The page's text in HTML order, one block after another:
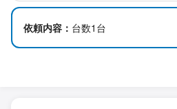
依頼内容： 台数1台